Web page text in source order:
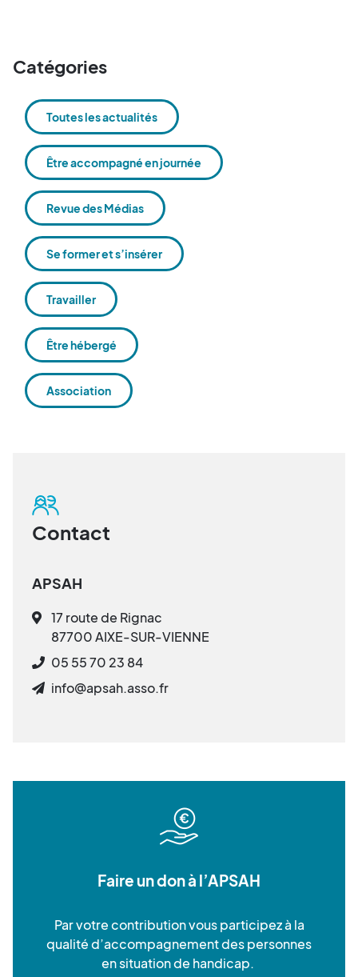
Catégories
Toutes les actualités
Être accompagné en journée
Revue des Médias
Se former et s’insérer
Travailler
Être hébergé
Association
Contact
APSAH
17 route de Rignac
87700 AIXE-SUR-VIENNE
05 55 70 23 84
info@apsah.asso.fr
Faire un don à l’APSAH
Par votre contribution vous participez à la
qualité d’accompagnement des personnes
en situation de handicap.